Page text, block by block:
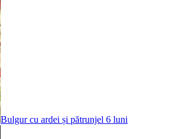
Bulgur cu ardei și pătrunjel 6 luni